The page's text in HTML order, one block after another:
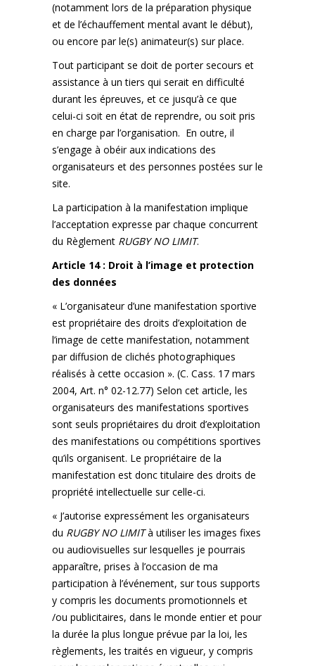
(notamment lors de la préparation physique
et de l’échauffement mental avant le début),
ou encore par le(s) animateur(s) sur place.
Tout participant se doit de porter secours et
assistance à un tiers qui serait en difficulté
durant les épreuves, et ce jusqu’à ce que
celui-ci soit en état de reprendre, ou soit pris
en charge par l’organisation. En outre, il
s’engage à obéir aux indications des
organisateurs et des personnes postées sur le
site.
La participation à la manifestation implique
l’acceptation expresse par chaque concurrent
du Règlement RUGBY NO LIMIT.
Article 14 : Droit à l’image et protection
des données
« L’organisateur d’une manifestation sportive
est propriétaire des droits d’exploitation de
l’image de cette manifestation, notamment
par diffusion de clichés photographiques
réalisés à cette occasion ». (C. Cass. 17 mars
2004, Art. n° 02-12.77) Selon cet article, les
organisateurs des manifestations sportives
sont seuls propriétaires du droit d’exploitation
des manifestations ou compétitions sportives
qu’ils organisent. Le propriétaire de la
manifestation est donc titulaire des droits de
propriété intellectuelle sur celle-ci.
« J’autorise expressément les organisateurs
du RUGBY NO LIMITà utiliser les images fixes
ou audiovisuelles sur lesquelles je pourrais
apparaître, prises à l’occasion de ma
participation à l’événement, sur tous supports
y compris les documents promotionnels et
/ou publicitaires, dans le monde entier et pour
la durée la plus longue prévue par la loi, les
règlements, les traités en vigueur, y compris